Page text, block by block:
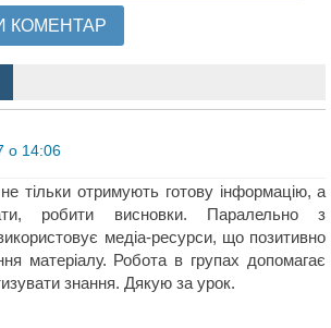
о 14:06
тільки отримують готову інформацію, а
робити висновки. Паралельно з
медіа-ресурси, що позитивно
матеріалу. Робота в групах допомагає
знання. Дякую за урок.